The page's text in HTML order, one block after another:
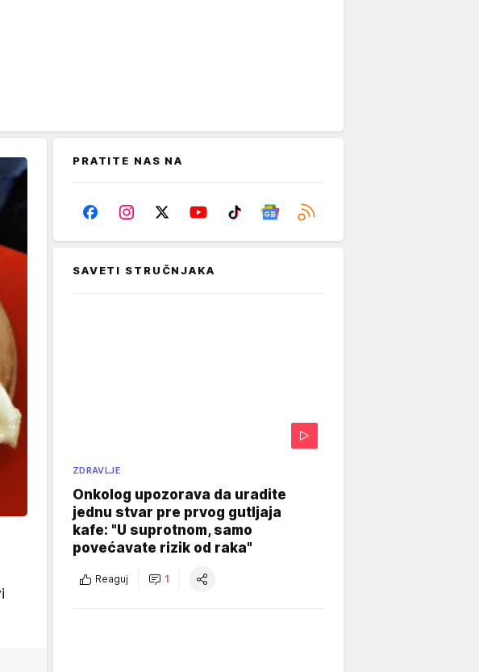
PRATITE NAS NA
SAVETI STRUČNJAKA
ZDRAVLJE
Onkolog upozorava da uradite
jednu stvar pre prvog gutljaja
kafe: "U suprotnom, samo
povećavate rizik od raka"
Reaguj 1